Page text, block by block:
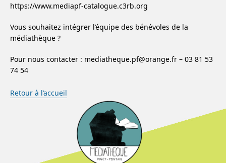
https://www.mediapf-catalogue.c3rb.org
Vous souhaitez intégrer l’équipe des bénévoles de la
médiathèque ?
Pour nous contacter : mediatheque.pf@orange.fr – 03 81 53
74 54
Retour à l’accueil